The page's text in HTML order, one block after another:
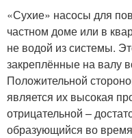
«Сухие» насосы для
частном доме или в
не водой из системы.
закреплённые на валу
Положительной
является их высокая
отрицательной –
образующийся во